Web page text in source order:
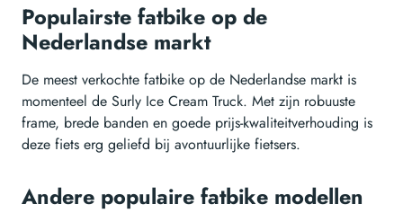
Populairste fatbike op de
Nederlandse markt
De meest verkochte fatbike op de Nederlandse markt is
momenteel de Surly Ice Cream Truck. Met zijn robuuste
frame, brede banden en goede prijs-kwaliteitverhouding is
deze fiets erg geliefd bij avontuurlijke fietsers.
Andere populaire fatbike modellen